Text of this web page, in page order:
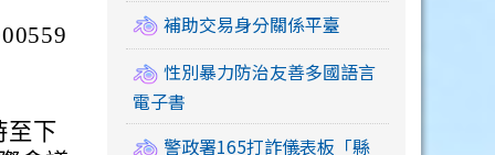
至下
補助交易身分關係平臺
性別暴力防治友善多國語言
電子書
警政署165打詐儀表板「縣